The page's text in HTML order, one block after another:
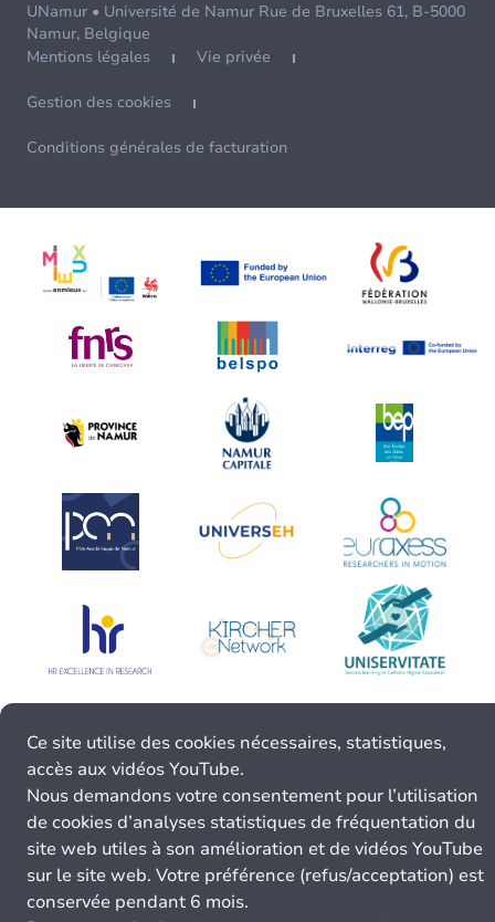
UNamur • Université de Namur Rue de Bruxelles 61, B-5000
Namur, Belgique
Mentions légales
Vie privée
Gestion des cookies
Conditions générales de facturation
Ce site utilise des cookies nécessaires, statistiques,
accès aux vidéos YouTube.
Nous demandons votre consentement pour l’utilisation
de cookies d’analyses statistiques de fréquentation du
site web utiles à son amélioration et de vidéos YouTube
sur le site web. Votre préférence (refus/acceptation) est
conservée pendant 6 mois.